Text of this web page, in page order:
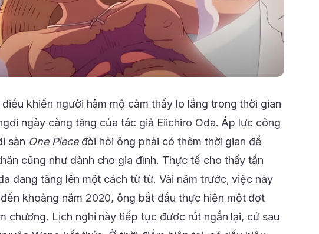
khiến người hâm mộ cảm thấy lo lắng trong thời gian
ngày càng tăng của tác giả Eiichiro Oda. Áp lực công
sản One Pieceđòi hỏi ông phải có thêm thời gian để
cũng như dành cho gia đình. Thực tế cho thấy tần
đang tăng lên một cách từ từ. Vài năm trước, việc này
khoảng năm 2020, ông bắt đầu thực hiện một đợt
chương. Lịch nghỉ này tiếp tục được rút ngắn lại, cứ sau